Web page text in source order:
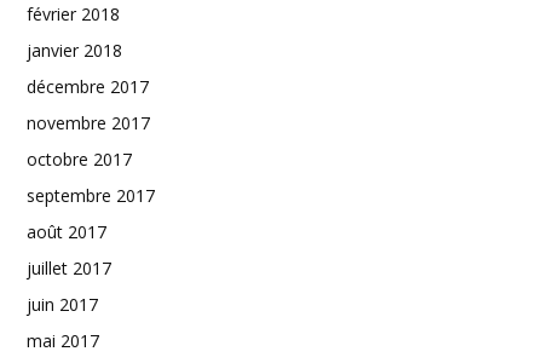
février 2018
janvier 2018
décembre 2017
novembre 2017
octobre 2017
septembre 2017
août 2017
juillet 2017
juin 2017
mai 2017